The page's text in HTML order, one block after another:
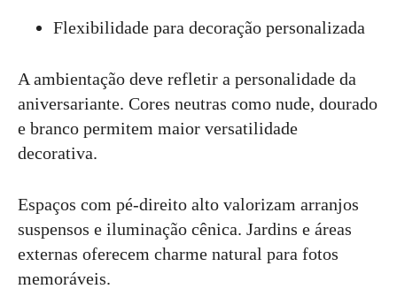
Flexibilidade para decoração personalizada
A ambientação deve refletir a personalidade da
aniversariante. Cores neutras como nude, dourado
e branco permitem maior versatilidade
decorativa.
Espaços com pé-direito alto valorizam arranjos
suspensos e iluminação cênica. Jardins e áreas
externas oferecem charme natural para fotos
memoráveis.